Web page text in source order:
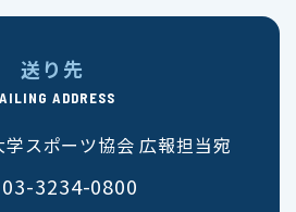
送り先
ADDRESS
スポーツ協会 広報担当宛
03-3234-0800